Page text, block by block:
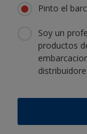
Pinto el
Soy un
productos